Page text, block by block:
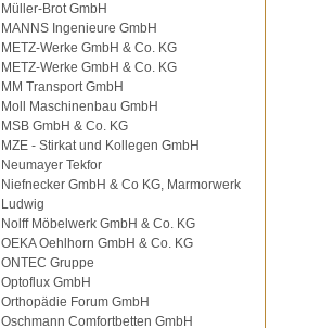
Müller-Brot GmbH
MANNS Ingenieure GmbH
METZ-Werke GmbH & Co. KG
METZ-Werke GmbH & Co. KG
MM Transport GmbH
Moll Maschinenbau GmbH
MSB GmbH & Co. KG
MZE - Stirkat und Kollegen GmbH
Neumayer Tekfor
Niefnecker GmbH & Co KG, Marmorwerk
Ludwig
Nolff Möbelwerk GmbH & Co. KG
OEKA Oehlhorn GmbH & Co. KG
ONTEC Gruppe
Optoflux GmbH
Orthopädie Forum GmbH
Oschmann Comfortbetten GmbH